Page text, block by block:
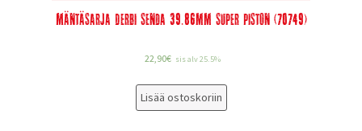
Mäntäsarja Derbi Senda 39.86mm Super Piston (70749)
22,90€ sis alv 25.5%
Lisää ostoskoriin